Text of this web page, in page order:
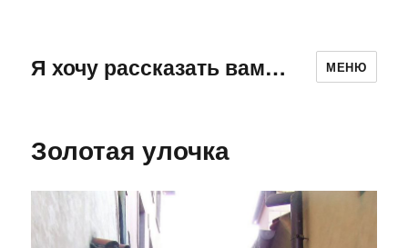
Я хочу рассказать вам… МЕНЮ
Золотая улочка